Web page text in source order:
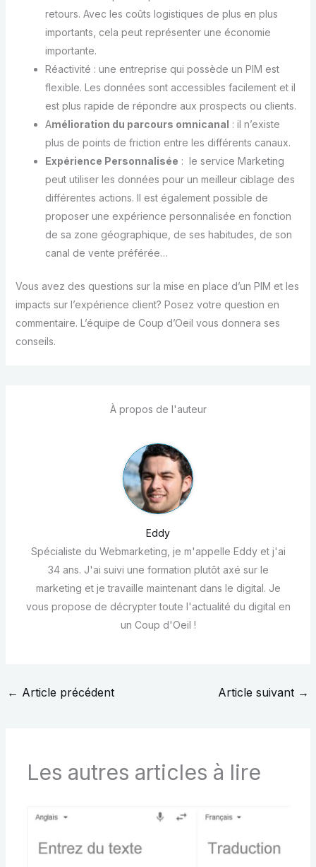
retours. Avec les coûts logistiques de plus en plus
importants, cela peut représenter une économie
importante.
Réactivité : une entreprise qui possède un PIM est
flexible. Les données sont accessibles facilement et il
est plus rapide de répondre aux prospects ou clients.
Amélioration du parcours omnicanal : il n’existe
plus de points de friction entre les différents canaux.
Expérience Personnalisée : le service Marketing
peut utiliser les données pour un meilleur ciblage des
différentes actions. Il est également possible de
proposer une expérience personnalisée en fonction
de sa zone géographique, de ses habitudes, de son
canal de vente préférée…
Vous avez des questions sur la mise en place d’un PIM et les
impacts sur l’expérience client? Posez votre question en
commentaire. L’équipe de Coup d’Oeil vous donnera ses
conseils.
À propos de l'auteur
Eddy
Spécialiste du Webmarketing, je m'appelle Eddy et j'ai
34 ans. J'ai suivi une formation plutôt axé sur le
marketing et je travaille maintenant dans le digital. Je
vous propose de décrypter toute l'actualité du digital en
un Coup d'Oeil !
← Article précédent Article suivant →
Les autres articles à lire